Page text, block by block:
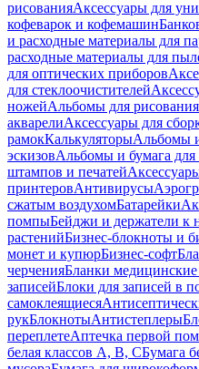
рисованияАксессуары для
кофеварок и кофемашин
и расходные материалы для
расходные материалы для
для оптических приборов
для стеклоочистителей
ножейАльбомы для рисования
акварелиАксессуары для
рамокКалькуляторыАльбомы
эскизовАльбомы и бумага для
штампов и печатей
принтеровАнтивирусы
сжатым воздухомБатарейки
помпыБейджи и держатели к
растенийБизнес-блокноты и
монет и купюрБизнес-софт
черченияБланки медицинские
записейБлоки для записей в
самоклеящиеся
рукБлокнотыАнтистеплеры
переплетеАптечка первой
белая классов А, В, СБумага